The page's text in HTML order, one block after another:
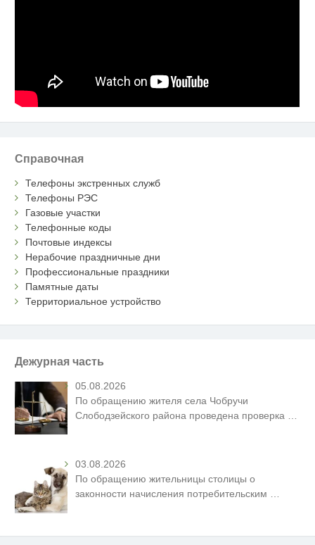
Справочная
Телефоны экстренных служб
Телефоны РЭС
Газовые участки
Телефонные коды
Почтовые индексы
Нерабочие праздничные дни
Профессиональные праздники
Памятные даты
Территориальное устройство
Дежурная часть
05.08.2026
По обращению жителя села Чобручи
Слободзейского района проведена проверка
03.08.2026
По обращению жительницы столицы о
законности начисления потребительским …